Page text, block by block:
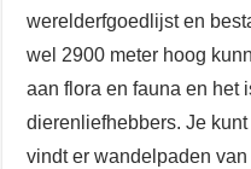
werelderfgoedlijst en
wel 2900 meter hoog
aan flora en fauna en het
dierenliefhebbers. Je
vindt er wandelpaden